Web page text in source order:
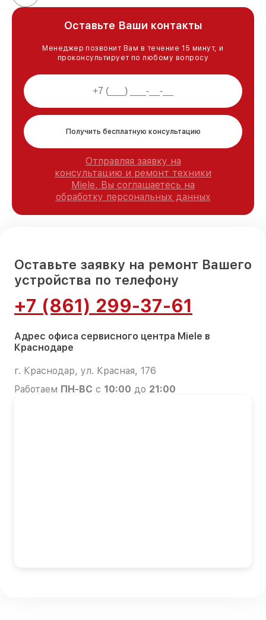
Оставьте Ваши контакты
Менеджер позвонит Вам в течение 15 минут, и
проконсультирует по любому вопросу
Получить бесплатную консультацию
Отправляя заявку на
консультацию и ремонт техники
Miele, Вы соглашаетесь на
обработку персональных данных
Оставьте заявку на ремонт Вашего
устройства по телефону
+7 (861) 299-37-61
Адрес офиса сервисного центра Miele в
Краснодаре
г. Краснодар, ул. Красная, 176
Работаем ПН-ВС с 10:00 до 21:00